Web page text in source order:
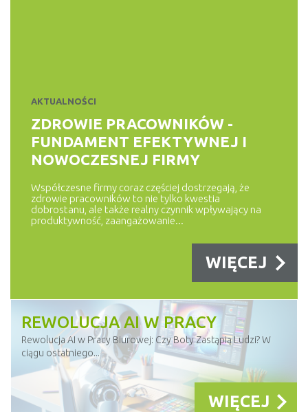
AKTUALNOŚCI
ZDROWIE PRACOWNIKÓW -
FUNDAMENT EFEKTYWNEJ I
NOWOCZESNEJ FIRMY
Współczesne firmy coraz częściej dostrzegają, że
zdrowie pracowników to nie tylko kwestia
dobrostanu, ale także realny czynnik wpływający na
produktywność, zaangażowanie...
WIĘCEJ
WIĘCEJ
RANKING KONT OSOBISTYCH
Ranking kont osobistych na maj 2025 – najlepsze darmowe
konta w Polsce Poniżej...
WIĘCEJ
REWOLUCJA AI W PRACY
BIUROWEJ. CZY BOTY ZASTĄPIĄ
LUDZI?
Rewolucja AI w Pracy Biurowej: Czy Boty Zastąpią Ludzi? W
ciągu ostatniego...
WIĘCEJ